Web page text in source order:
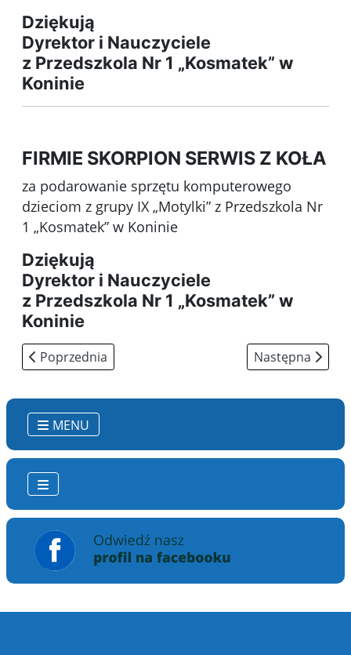
MENU
Dziękują
Dyrektor i Nauczyciele
z Przedszkola Nr 1 „Kosmatek” w
Koninie
FIRMIE SKORPION SERWIS Z KOŁA
za podarowanie sprzętu komputerowego
dzieciom z grupy IX „Motylki” z Przedszkola Nr
1 „Kosmatek” w Koninie
Dziękują
Dyrektor i Nauczyciele
z Przedszkola Nr 1 „Kosmatek” w
Koninie
Poprzednia strona: test (4)
Poprzednia Następna
Następna